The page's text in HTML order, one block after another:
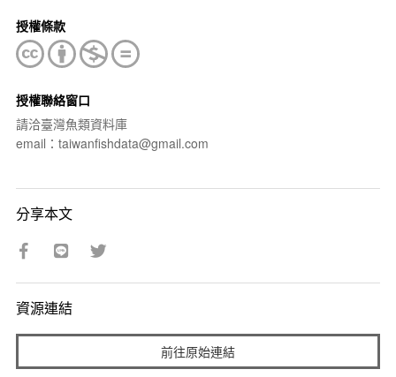
授權條款
授權聯絡窗口
請洽臺灣魚類資料庫
email：taiwanfishdata@gmail.com
分享本文
資源連結
前往原始連結